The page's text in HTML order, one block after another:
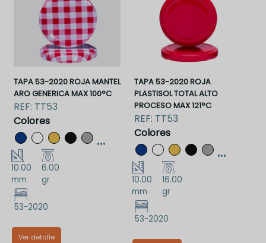
TAPA 53-2020 ROJA MANTEL
ARO GENERICA MAX 100°C
REF: TT53
Colores
...
10.00
mm
6.00
gr
53-2020
Ver detalle
TAPA 53-2020 ROJA
PLASTISOL TOTAL ALTO
PROCESO MAX 121°C
REF: TT53
Colores
...
10.00
mm
16.00
gr
53-2020